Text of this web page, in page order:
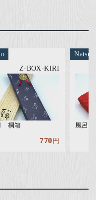
Z-BOX-KIRI
桐箱
770円
風呂